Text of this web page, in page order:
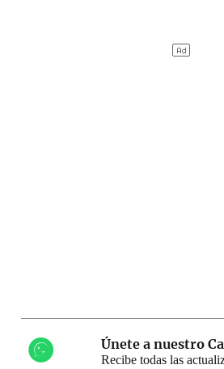
Únete a nuestro
Recibe todas las